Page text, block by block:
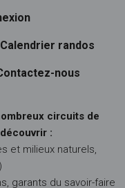
Calendrier randos
nous
circuits de
:
et milieux naturels,
garants du savoir-faire